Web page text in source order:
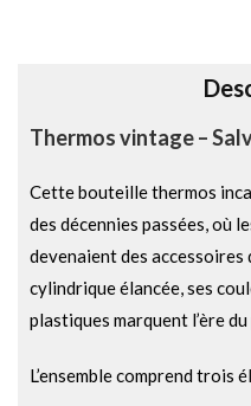
Thermos vintage –
Cette bouteille thermos
des décennies passées, où
devenaient des
cylindrique élancée, ses
plastiques marquent l’ère
L’ensemble comprend trois